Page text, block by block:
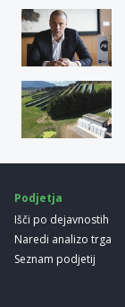
Podjetja
Išči po dejavnostih
Naredi analizo trga
Seznam podjetij